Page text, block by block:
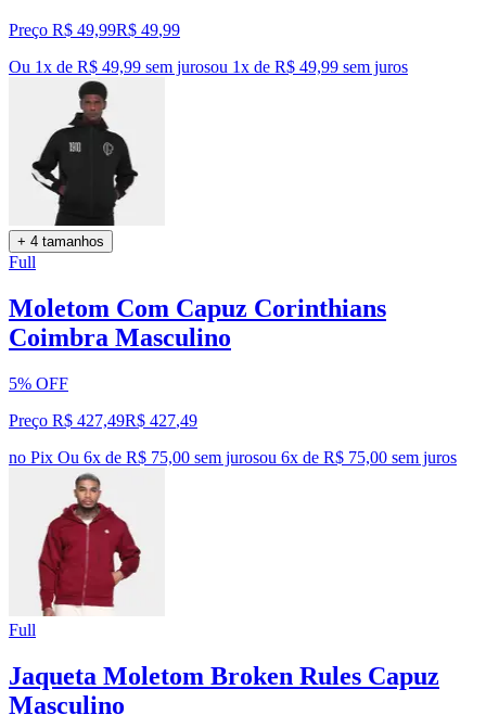
Preço R$ 49,99R$ 49,99
Ou 1x de R$ 49,99 sem jurosou 1x de R$ 49,99 sem juros
+ 4 tamanhos
Full
Moletom Com Capuz Corinthians
Coimbra Masculino
5% OFF
Preço R$ 427,49R$ 427,49
no Pix Ou 6x de R$ 75,00 sem jurosou 6x de R$ 75,00 sem juros
Full
Jaqueta Moletom Broken Rules Capuz
Masculino